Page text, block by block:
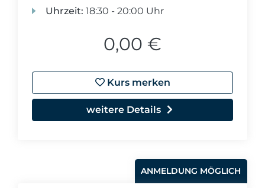
Uhrzeit: 18:30 - 20:00 Uhr
0,00 €
Kurs merken
weitere Details
ANMELDUNG MÖGLICH